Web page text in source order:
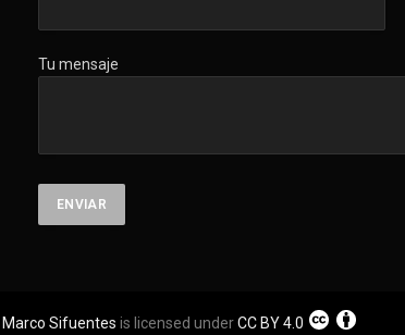
Tu mensaje
Marco Sifuentes is licensed underCC BY 4.0